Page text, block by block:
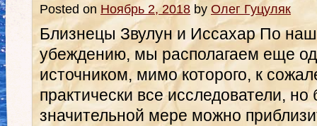
Posted on Ноябрь 2, 2018 by Олег Гуцуляк
Близнецы Звулун и Иссахар По
убеждению, мы располагаем еще
источником, мимо которого, к
практически все исследователи, но
значительной мере можно